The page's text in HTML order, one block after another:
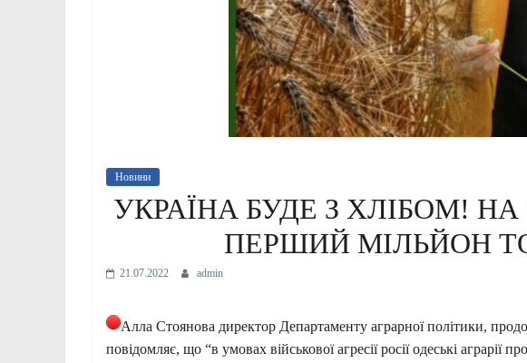
Новини
УКРАЇНА БУДЕ З ХЛІБОМ!
ПЕРШИЙ МІЛЬЙОН
21.07.2022 admin
Алла Стоянова директор Департаменту аграрної політики,
повідомляє, що “в умовах військової агресії росії одеські